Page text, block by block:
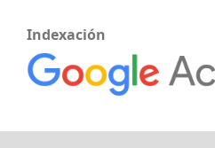
Indexación